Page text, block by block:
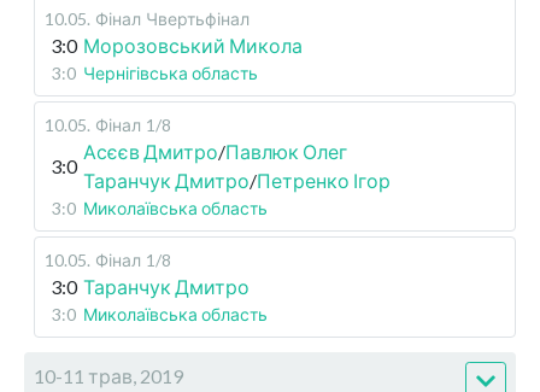
10.05. Фінал Чвертьфінал
3:0 Морозовський Микола
3:0 Чернігівська область
10.05. Фінал 1/8
3:0
Асєєв Дмитро/Павлюк Олег
Таранчук Дмитро/Петренко Ігор
3:0 Миколаївська область
10.05. Фінал 1/8
3:0 Таранчук Дмитро
3:0 Миколаївська область
10-11 трав, 2019